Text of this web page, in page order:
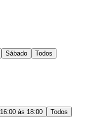
Sábado Todos
16:00 às 18:00
Todos